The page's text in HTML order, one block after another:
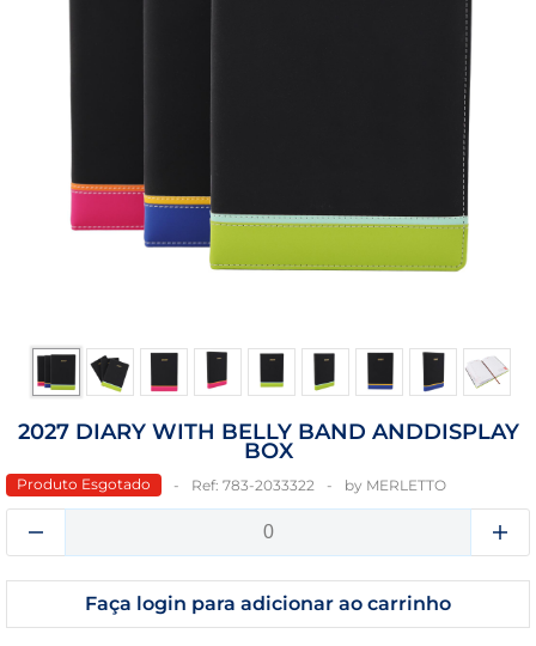
2027 DIARY WITH BELLY BAND ANDDISPLAY
BOX
Produto Esgotado Ref: 783-2033322 by MERLETTO
Faça login para adicionar ao carrinho